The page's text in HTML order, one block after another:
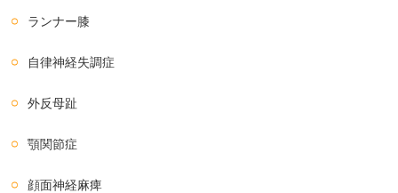
ランナー膝
自律神経失調症
外反母趾
顎関節症
顔面神経麻痺